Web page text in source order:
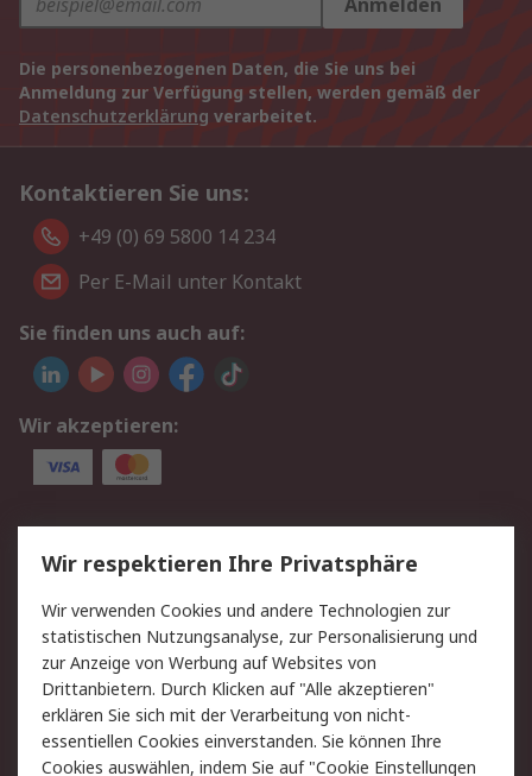
Anmelden
Die personenbezogenen Daten, die Sie uns bei
Anmeldung zur Verfügung stellen, werden gemäß der
Datenschutzerklärung verarbeitet.
Kontaktieren Sie uns:
+49 (0) 69 5800 14 234
Per E-Mail unter Kontakt
Sie finden uns auch auf:
Wir akzeptieren:
Service
Value Added Services
Lieferlösungen
Rücksendungen
Kontakt
Hilfe
Privatkunden
Rechtliches
AGB
Datenschutz
Wir respektieren Ihre Privatsphäre
Wir verwenden Cookies und andere Technologien zur
statistischen Nutzungsanalyse, zur Personalisierung und
zur Anzeige von Werbung auf Websites von
Drittanbietern. Durch Klicken auf "Alle akzeptieren"
erklären Sie sich mit der Verarbeitung von nicht-
essentiellen Cookies einverstanden. Sie können Ihre
Cookies auswählen, indem Sie auf "Cookie Einstellungen